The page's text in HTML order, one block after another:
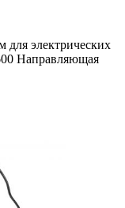
для электрических
Направляющая